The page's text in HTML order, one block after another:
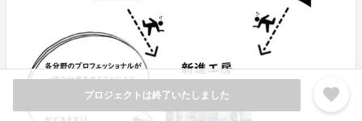
プロジェクトは終了いたしました favorite